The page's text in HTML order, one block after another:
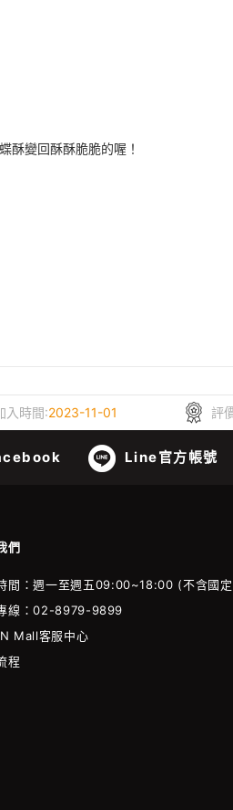
酥變回酥酥脆脆的喔！
入時間:2023-11-01 評
Line官方帳號
們
間：週一至週五09:00~18:00 (不含國
線：02-8979-9899
Mall客服中心
程